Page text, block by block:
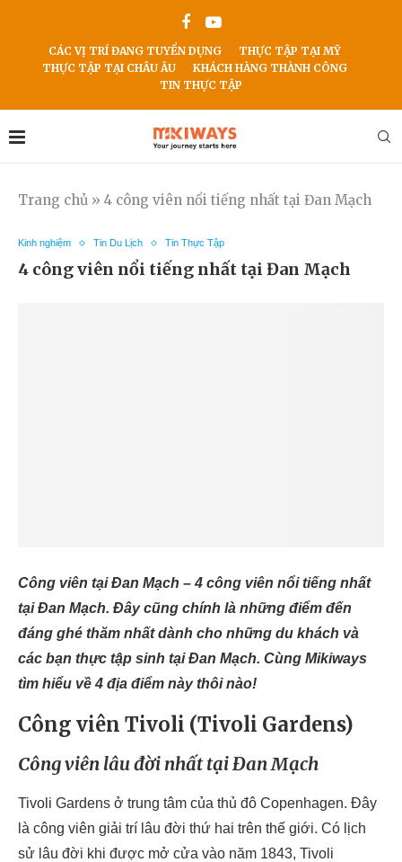
CÁC VỊ TRÍ ĐANG TUYỂN DỤNG
THỰC TẬP TẠI MỸ
THỰC TẬP TẠI CHÂU ÂU
KHÁCH HÀNG THÀNH CÔNG
TIN THỰC TẬP
Trang chủ » 4 công viên nổi tiếng nhất tại Đan Mạch
Kinh nghiệm Tin Du Lịch Tin Thực Tập
4 công viên nổi tiếng nhất tại Đan Mạch
Công viên tại Đan Mạch –4 công viên nổi tiếng nhất
tại Đan Mạch. Đây cũng chính là những điểm đến
đáng ghé thăm nhất dành cho những du khách và
các bạn thực tập sinh tại Đan Mạch. Cùng Mikiways
tìm hiểu về 4 địa điểm này thôi nào!
Công viên Tivoli (Tivoli Gardens)
Công viên lâu đời nhất tại Đan Mạch
Tivoli Gardens ở trung tâm của thủ đô Copenhagen. Đây
là công viên giải trí lâu đời thứ hai trên thế giới. Có lịch
sử lâu đời khi được mở cửa vào năm 1843, Tivoli